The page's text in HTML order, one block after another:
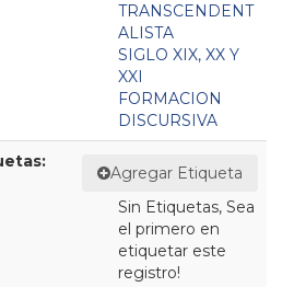
TRANSCENDENT
ALISTA
SIGLO XIX, XX Y
XXI
FORMACION
DISCURSIVA
Agregar Etiqueta
Sin Etiquetas, Sea
el primero en
etiquetar este
registro!